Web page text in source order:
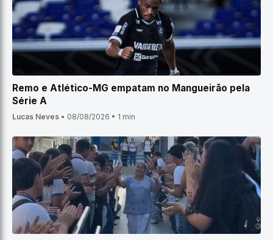
Remo e Atlético-MG empatam no Mangueirão pela
Série A
Lucas Neves • 08/08/2026 • 1 min